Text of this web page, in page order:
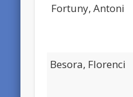
Fortuny, Antoni
Besora, Florenci